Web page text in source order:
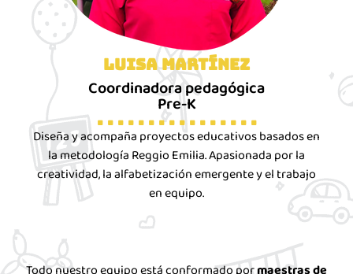
Luisa Martínez
Coordinadora pedagógica
Pre-K
. . . . . . . . . . . . . . . .
Diseña y acompaña proyectos educativos basados en
la metodología Reggio Emilia. Apasionada por la
creatividad, la alfabetización emergente y el trabajo
en equipo.